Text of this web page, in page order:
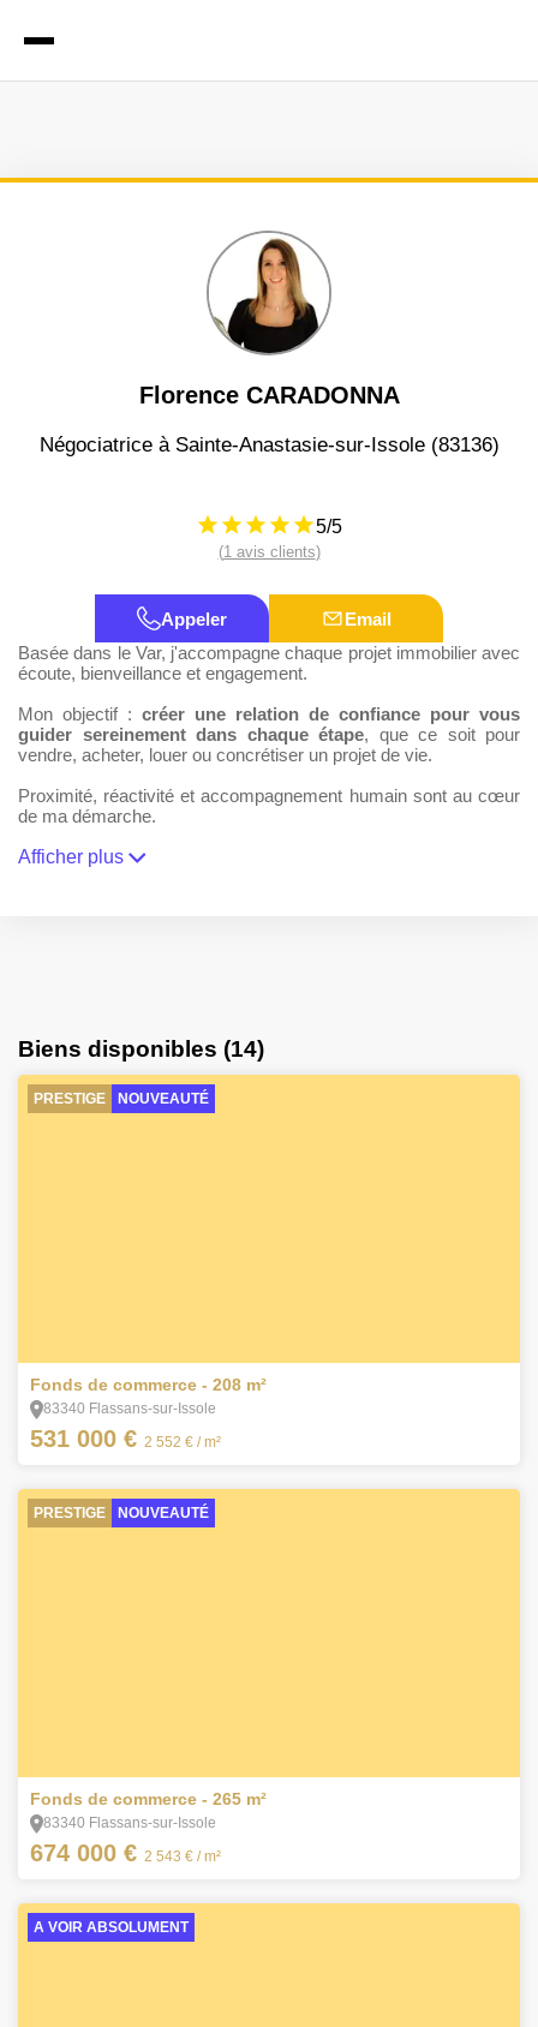
Florence CARADONNA
négociatrice à Sainte-Anastasie-sur-Issole (83136)
5/5
(1 avis clients)
Appeler
Email
Basée dans le Var, j'accompagne chaque projet immobilier avec
écoute, bienveillance et engagement.
Mon objectif : créer une relation de confiance pour vous
guider sereinement dans chaque étape, que ce soit pour
vendre, acheter, louer ou concrétiser un projet de vie.
Proximité, réactivité et accompagnement humain sont au cœur
de ma démarche.
Afficher plus
Biens disponibles (14)
PRESTIGE NOUVEAUTÉ
Fonds de commerce - 208 m²
83340 Flassans-sur-Issole
531 000 € 2 552 € / m²
PRESTIGE NOUVEAUTÉ
Fonds de commerce - 265 m²
83340 Flassans-sur-Issole
674 000 € 2 543 € / m²
A VOIR ABSOLUMENT